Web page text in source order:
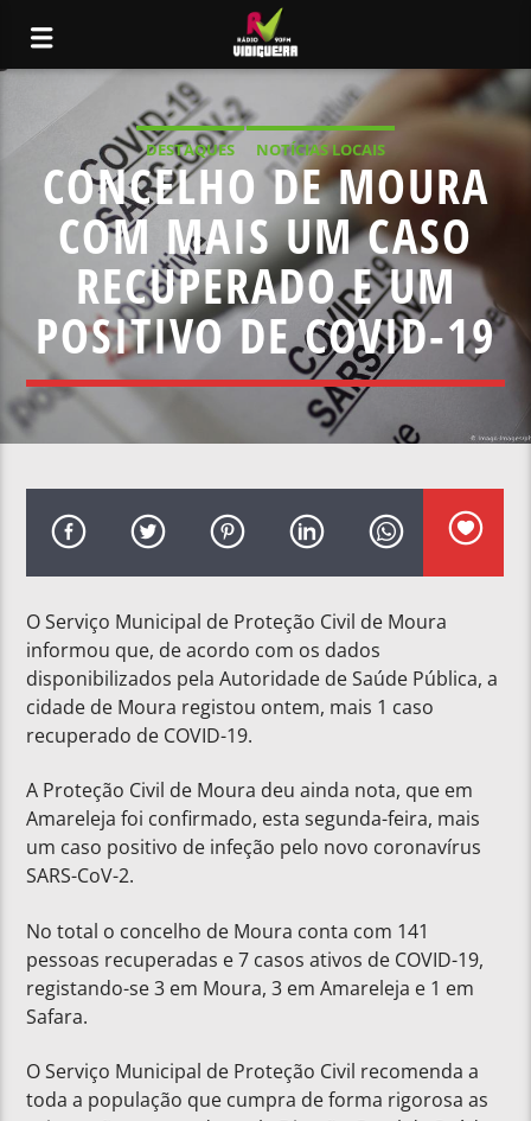
DESTAQUES NOTÍCIAS LOCAIS
CONCELHO DE MOURA
COM MAIS UM CASO
RECUPERADO E UM
POSITIVO DE COVID-19
O Serviço Municipal de Proteção Civil de Moura
informou que, de acordo com os dados
disponibilizados pela Autoridade de Saúde Pública, a
cidade de Moura registou ontem, mais 1 caso
recuperado de COVID-19.
A Proteção Civil de Moura deu ainda nota, que em
Amareleja foi confirmado, esta segunda-feira, mais
um caso positivo de infeção pelo novo coronavírus
SARS-CoV-2.
No total o concelho de Moura conta com 141
pessoas recuperadas e 7 casos ativos de COVID-19,
registando-se 3 em Moura, 3 em Amareleja e 1 em
Safara.
O Serviço Municipal de Proteção Civil recomenda a
toda a população que cumpra de forma rigorosa as